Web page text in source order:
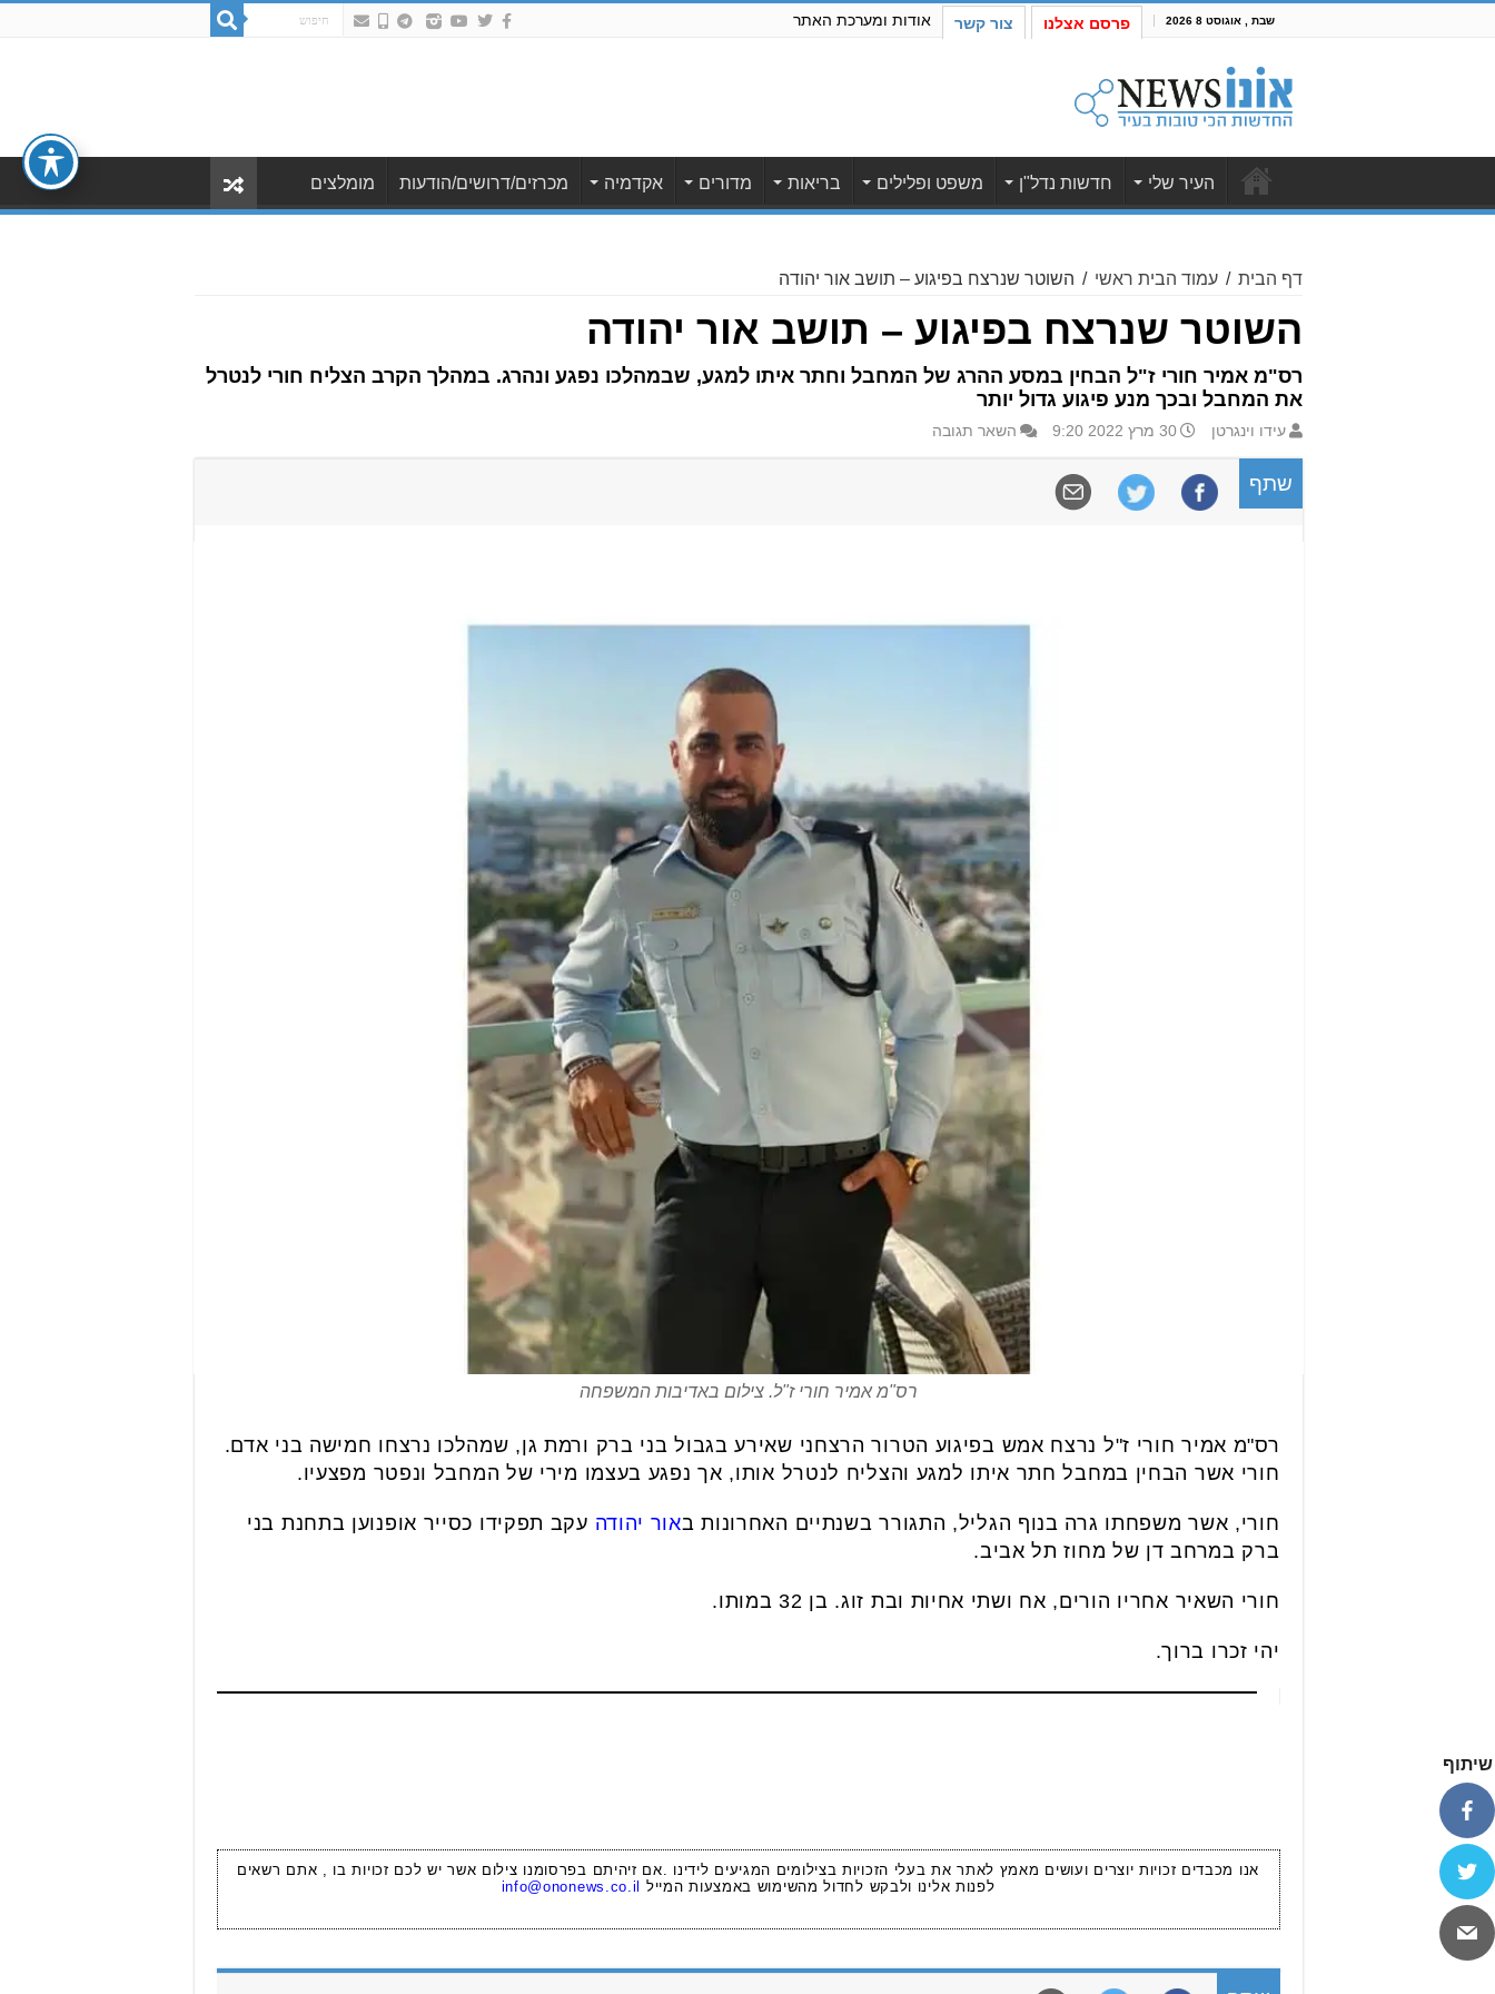
שבת , אוגוסט 8 2026 פרסם אצלנו צור קשר אודות ומערכת האתר
העיר שלי חדשות נדל"ן משפט ופלילים בריאות מדורים אקדמיה מכרזים/דרושים/הודעות מומלצים
דף הבית / עמוד הבית ראשי / השוטר שנרצח בפיגוע – תושב אור יהודה
השוטר שנרצח בפיגוע – תושב אור יהודה
רס"מ אמיר חורי ז"ל הבחין במסע ההרג של המחבל וחתר איתו למגע, שבמהלכו נפגע ונהרג. במהלך הקרב הצליח חורי לנטרל
את המחבל ובכך מנע פיגוע גדול יותר
עידו וינגרטן 30 מרץ 2022 9:20 השאר תגובה
שתף
רס"מ אמיר חורי ז"ל. צילום באדיבות המשפחה
רס"מ אמיר חורי ז"ל נרצח אמש בפיגוע הטרור הרצחני שאירע בגבול בני ברק ורמת גן, שמהלכו נרצחו חמישה בני אדם.
חורי אשר הבחין במחבל חתר איתו למגע והצליח לנטרל אותו, אך נפגע בעצמו מירי של המחבל ונפטר מפצעיו.
חורי, אשר משפחתו גרה בנוף הגליל, התגורר בשנתיים האחרונות באור יהודה עקב תפקידו כסייר אופנוען בתחנת בני
ברק במרחב דן של מחוז תל אביב.
חורי השאיר אחריו הורים, אח ושתי אחיות ובת זוג. בן 32 במותו.
יהי זכרו ברוך.
אנו מכבדים זכויות יוצרים ועושים מאמץ לאתר את בעלי הזכויות בצילומים המגיעים לידינו .אם זיהיתם בפרסומנו צילום אשר יש לכם זכויות בו , אתם רשאים
לפנות אלינו ולבקש לחדול מהשימוש באמצעות המייל
info@ononews.co.il
שיתוף